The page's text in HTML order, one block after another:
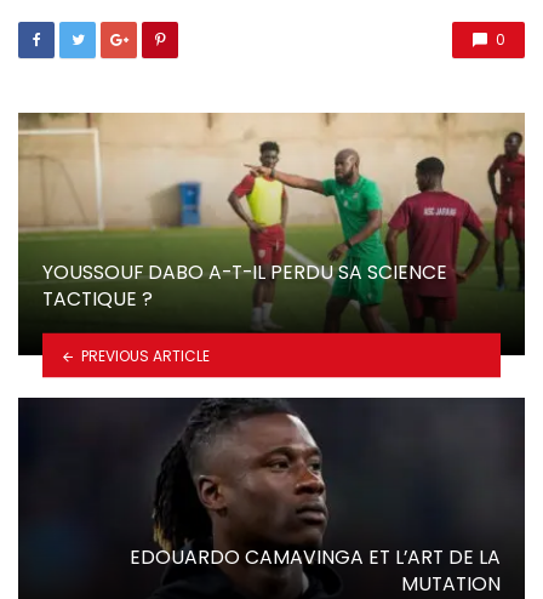
0
YOUSSOUF DABO A-T-IL PERDU SA SCIENCE
TACTIQUE ?
PREVIOUS ARTICLE
EDOUARDO CAMAVINGA ET L’ART DE LA
MUTATION